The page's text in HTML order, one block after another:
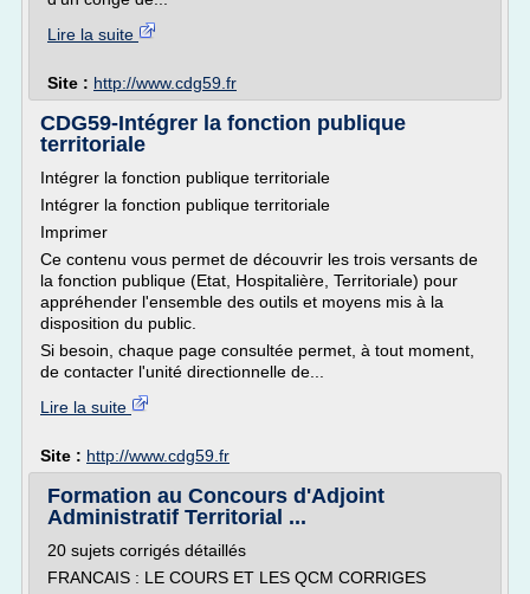
Lire la suite
Site : http://www.cdg59.fr
CDG59-Intégrer la fonction publique
territoriale
Intégrer la fonction publique territoriale
Intégrer la fonction publique territoriale
Imprimer
Ce contenu vous permet de découvrir les trois versants de
la fonction publique (Etat, Hospitalière, Territoriale) pour
appréhender l'ensemble des outils et moyens mis à la
disposition du public.
Si besoin, chaque page consultée permet, à tout moment,
de contacter l'unité directionnelle de...
Lire la suite
Site : http://www.cdg59.fr
Formation au Concours d'Adjoint
Administratif Territorial ...
20 sujets corrigés détaillés
FRANCAIS : LE COURS ET LES QCM CORRIGES